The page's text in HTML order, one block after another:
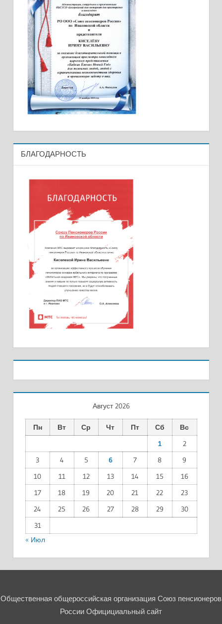
БЛАГОДАРНОСТЬ
Август 2026
Пн Вт Ср Чт Пт Сб
Вс
1
2
3
4 5 6 7 8
9
10
11 12 13 14 15
16
17
18 19 20 21 22
23
24
25 26 27 28 29
30
31
« Июл
Общественная общероссийская организация Союз пенсионеров
России Официциальный сайт